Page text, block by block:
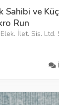
Sahibi ve
Run
İlet. Sis. Ltd.